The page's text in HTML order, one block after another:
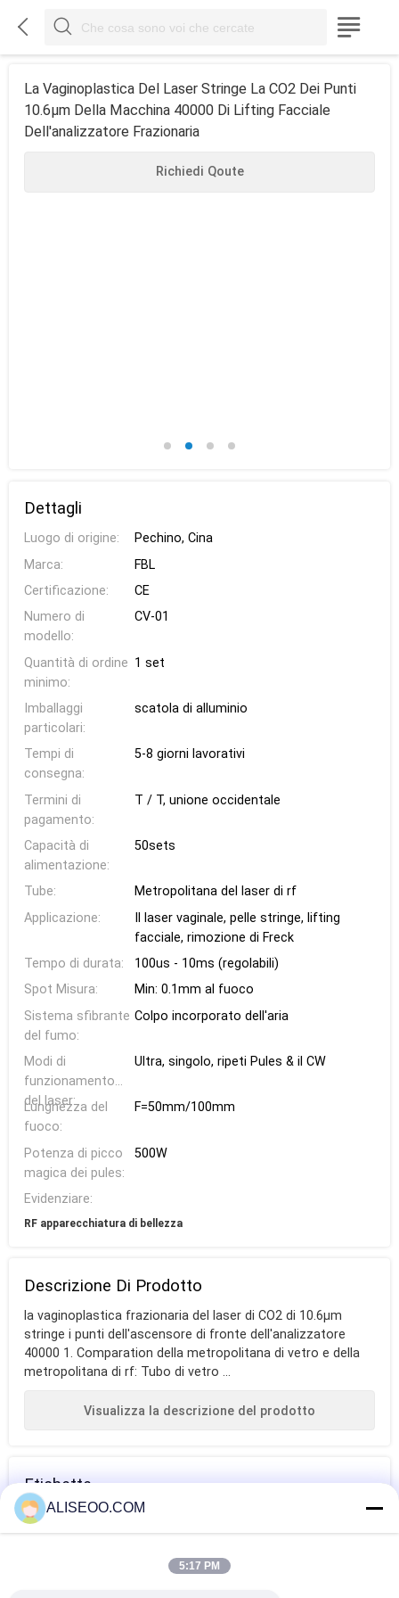
  
La Vaginoplastica Del Laser Stringe La CO2 Dei Punti
10.6μm Della Macchina 40000 Di Lifting Facciale
Dell'analizzatore Frazionaria
Richiedi Qoute
Dettagli
Luogo di origine:
Pechino, Cina
Marca:
FBL
Certificazione:
CE
Numero di
modello:
CV-01
Quantità di ordine
minimo:
1 set
Imballaggi
particolari:
scatola di alluminio
Tempi di
consegna:
5-8 giorni lavorativi
Termini di
pagamento:
T / T, unione occidentale
Capacità di
alimentazione:
50sets
Tube:
Metropolitana del laser di rf
Applicazione:
Il laser vaginale, pelle stringe, lifting
facciale, rimozione di Freck
Tempo di durata:
100us - 10ms (regolabili)
Spot Misura:
Min: 0.1mm al fuoco
Sistema sfibrante
del fumo:
Colpo incorporato dell'aria
Modi di
funzionamento
del laser:
Ultra, singolo, ripeti Pules & il CW
Lunghezza del
fuoco:
F=50mm/100mm
Potenza di picco
magica dei pules:
500W
Evidenziare:
RF apparecchiatura di bellezza
Descrizione Di Prodotto
la vaginoplastica frazionaria del laser di CO2 di 10.6μm
stringe i punti dell'ascensore di fronte dell'analizzatore
40000 1. Comparation della metropolitana di vetro e della
metropolitana di rf: Tubo di vetro ...
Visualizza la descrizione del prodotto
Etichette
laser ad anidride
professionale di
ALISEOO.COM
5:17 PM